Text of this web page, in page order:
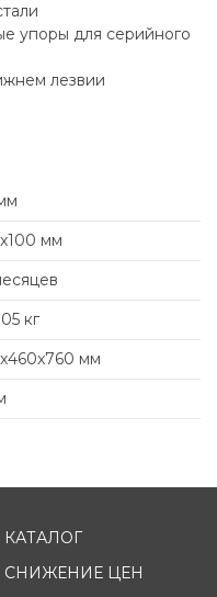
упоры для серийного
лезвии
мм
кг
мм
КАТАЛОГ
СНИЖЕНИЕ ЦЕН